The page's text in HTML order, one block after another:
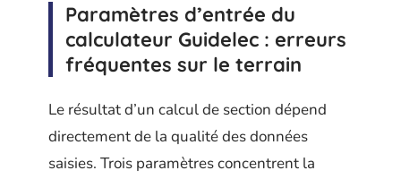
Paramètres d’entrée du
calculateur Guidelec : erreurs
fréquentes sur le terrain
Le résultat d’un calcul de section dépend
directement de la qualité des données
saisies. Trois paramètres concentrent la